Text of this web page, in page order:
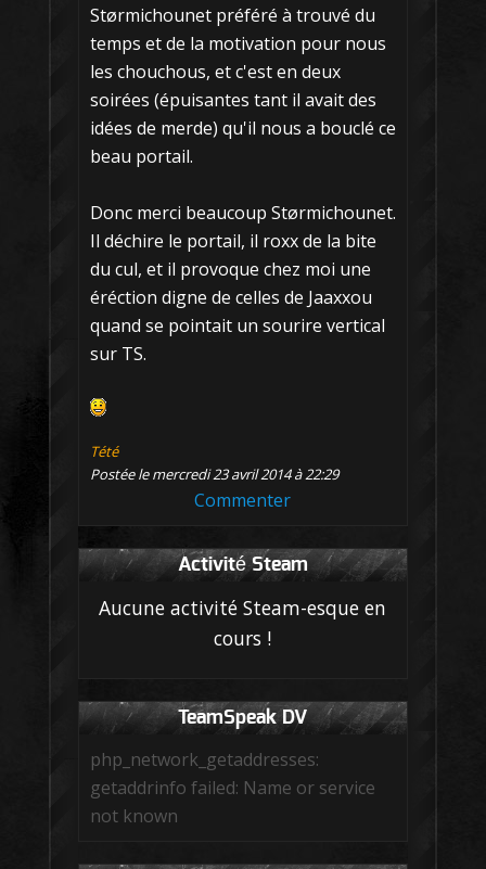
Størmichounet préféré à trouvé du
temps et de la motivation pour nous
les chouchous, et c'est en deux
soirées (épuisantes tant il avait des
idées de merde) qu'il nous a bouclé ce
beau portail.
Donc merci beaucoup Størmichounet.
Il déchire le portail, il roxx de la bite
du cul, et il provoque chez moi une
éréction digne de celles de Jaaxxou
quand se pointait un sourire vertical
sur TS.
Tété
Postée le mercredi 23 avril 2014 à 22:29
Commenter
Activité Steam
Aucune activité Steam-esque en
cours !
TeamSpeak DV
php_network_getaddresses:
getaddrinfo failed: Name or service
not known